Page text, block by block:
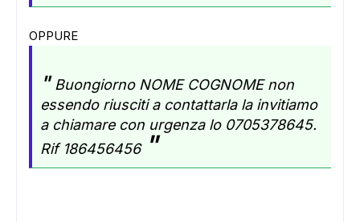
OPPURE
"Buongiorno NOME COGNOME non
essendo riusciti a contattarla la invitiamo
a chiamare con urgenza lo 0705378645.
Rif 186456456 "